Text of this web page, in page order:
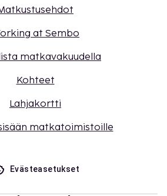
at Sembo
matkavakuudella
Kohteet
Lahjakortti
matkatoimistoille
Evästeasetukset